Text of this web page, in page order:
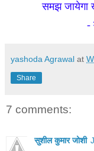
समझ जायेगा
-
yashoda Agrawal at
Share
7 comments:
सुशील कुमार जोशी